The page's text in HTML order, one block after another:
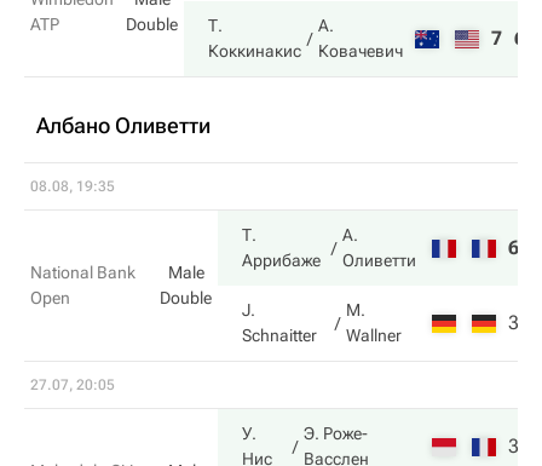
ATP
Double
Т.
Коккинакис
А.
Ковачевич
7 6
Албано Оливетти
08.08, 19:35
National Bank
Open
Male
Double
Т.
Аррибаже
А.
Оливетти
6
J.
Schnaitter
M.
Wallner
3
27.07, 20:05
У.
Нис
Э. Роже-
Васслен
3